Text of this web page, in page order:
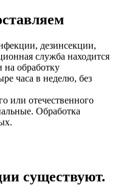
дезинсекции,
служба находится
на обработку
часа в неделю, без
или отечественного
Обработка
существуют.